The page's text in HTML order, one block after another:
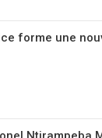
forme une